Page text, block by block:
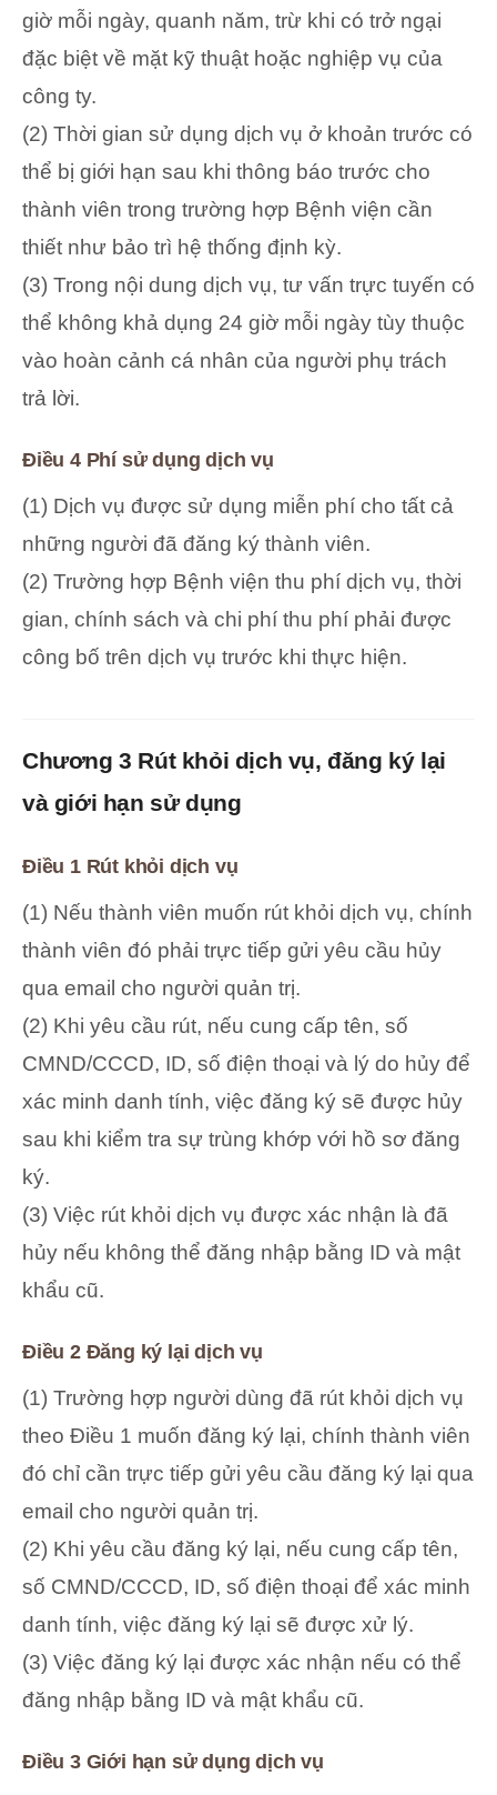
giờ mỗi ngày, quanh năm, trừ khi có trở ngại
đặc biệt về mặt kỹ thuật hoặc nghiệp vụ của
công ty.
(2) Thời gian sử dụng dịch vụ ở khoản trước có
thể bị giới hạn sau khi thông báo trước cho
thành viên trong trường hợp Bệnh viện cần
thiết như bảo trì hệ thống định kỳ.
(3) Trong nội dung dịch vụ, tư vấn trực tuyến có
thể không khả dụng 24 giờ mỗi ngày tùy thuộc
vào hoàn cảnh cá nhân của người phụ trách
trả lời.
Điều 4 Phí sử dụng dịch vụ
(1) Dịch vụ được sử dụng miễn phí cho tất cả
những người đã đăng ký thành viên.
(2) Trường hợp Bệnh viện thu phí dịch vụ, thời
gian, chính sách và chi phí thu phí phải được
công bố trên dịch vụ trước khi thực hiện.
Chương 3 Rút khỏi dịch vụ, đăng ký lại
và giới hạn sử dụng
Điều 1 Rút khỏi dịch vụ
(1) Nếu thành viên muốn rút khỏi dịch vụ, chính
thành viên đó phải trực tiếp gửi yêu cầu hủy
qua email cho người quản trị.
(2) Khi yêu cầu rút, nếu cung cấp tên, số
CMND/CCCD, ID, số điện thoại và lý do hủy để
xác minh danh tính, việc đăng ký sẽ được hủy
sau khi kiểm tra sự trùng khớp với hồ sơ đăng
ký.
(3) Việc rút khỏi dịch vụ được xác nhận là đã
hủy nếu không thể đăng nhập bằng ID và mật
khẩu cũ.
Điều 2 Đăng ký lại dịch vụ
(1) Trường hợp người dùng đã rút khỏi dịch vụ
theo Điều 1 muốn đăng ký lại, chính thành viên
đó chỉ cần trực tiếp gửi yêu cầu đăng ký lại qua
email cho người quản trị.
(2) Khi yêu cầu đăng ký lại, nếu cung cấp tên,
số CMND/CCCD, ID, số điện thoại để xác minh
danh tính, việc đăng ký lại sẽ được xử lý.
(3) Việc đăng ký lại được xác nhận nếu có thể
đăng nhập bằng ID và mật khẩu cũ.
Điều 3 Giới hạn sử dụng dịch vụ